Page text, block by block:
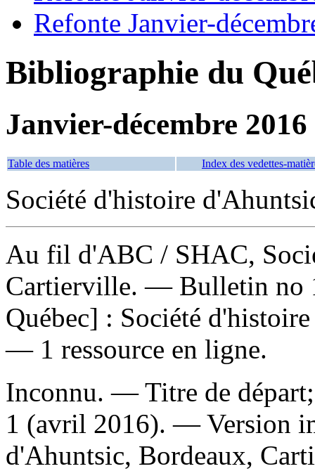
Refonte Janvier-
Bibliographie du
Janvier-décembre 2016
Table des matières Index des vedettes-
Société d'histoire
Au fil d'ABC / SHAC,
Cartierville. — Bulletin no
Québec] : Société
— 1 ressource en ligne.
Inconnu. — Titre de
1 (avril 2016). —Version
d'Ahuntsic, Bordeaux,